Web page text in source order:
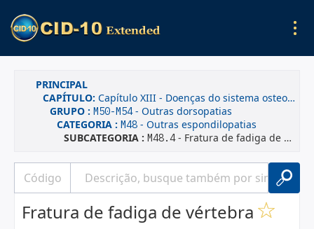
PRINCIPAL
CAPÍTULO: Capítulo XIII - Doenças do sistema osteomuscular e do tecido conjuntivo
GRUPO : M50-M54- Outras dorsopatias
CATEGORIA : M48 - Outras espondilopatias
SUBCATEGORIA : M48.4- Fratura de fadiga de vértebra
Fratura de fadiga de vértebra